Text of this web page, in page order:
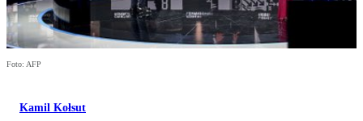
Foto: AFP
Kamil Kołsut